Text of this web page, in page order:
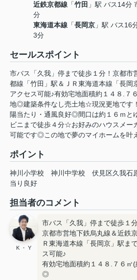
近鉄京都線 「竹田 」駅 バス14分
分
東海道本線 「長岡京 」駅 バス16
3分
セールスポイント
市バス「久我」停まで徒歩１分！京都市
都線「竹田」駅＆ＪＲ東海道本線「長岡
アクセス可能♪有効宅地面積約１４８.７
地◎建築条件なし売土地☆現況更地です
陽当たり・通風良好◎間口は約１６ｍと
ビニまで徒歩４分☆お好みのハウスメー
可能です◎この地で夢のマイホームを叶
ポイント
神川小学校 神川中学校 伏見区久我石
当り良好
担当者のコメント
K ・ Y
市バス「久我」停まで徒歩１分
京都市営地下鉄烏丸線＆近鉄
Ｒ東海道本線「長岡京」駅ま
ス可能♪
有効宅地面積約１４８.７６㎡
◎